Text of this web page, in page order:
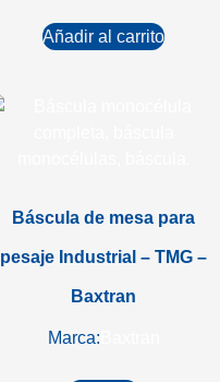
Añadir al carrito
Báscula de mesa para
pesaje Industrial – TMG –
Baxtran
Marca: